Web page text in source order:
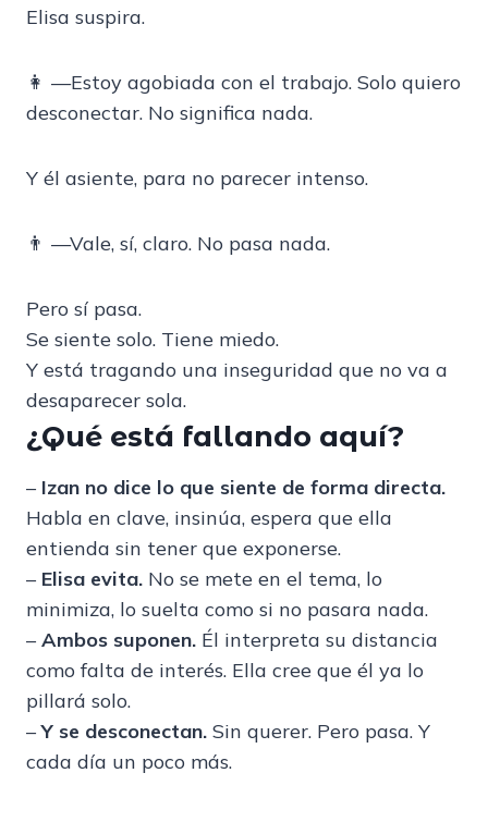
Elisa suspira.
👩 —Estoy agobiada con el trabajo. Solo quiero
desconectar. No significa nada.
Y él asiente, para no parecer intenso.
👨 —Vale, sí, claro. No pasa nada.
Pero sí pasa.
Se siente solo. Tiene miedo.
Y está tragando una inseguridad que no va a
desaparecer sola.
¿Qué está fallando aquí?
– Izan no dice lo que siente de forma directa.
Habla en clave, insinúa, espera que ella
entienda sin tener que exponerse.
– Elisa evita. No se mete en el tema, lo
minimiza, lo suelta como si no pasara nada.
– Ambos suponen. Él interpreta su distancia
como falta de interés. Ella cree que él ya lo
pillará solo.
–Y se desconectan. Sin querer. Pero pasa. Y
cada día un poco más.